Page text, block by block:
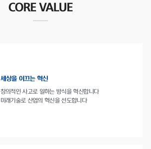
CORE VALUE
세상을 이끄는 혁신
창의적인 사고로 일하는 방식을 혁신합니다
미래기술로 산업의 혁신을 선도합니다